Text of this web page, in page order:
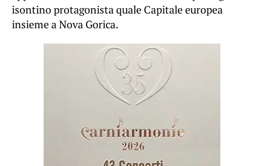
isontino protagonista quale Capitale europea
insieme a Nova Gorica.